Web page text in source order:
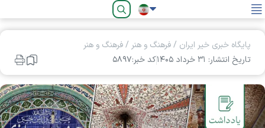
فارسی
پایگاه خبری خیر ایران /فرهنگ و هنر /فرهنگ و هنر
تاریخ انتشار: ۳۱ خرداد ۱۴۰۵
کد خبر:۵۸۹۷